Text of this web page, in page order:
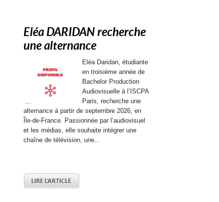
Eléa DARIDAN recherche
une alternance
Eléa Daridan, étudiante
en troisième année de
Bachelor Production
Audiovisuelle à l’ISCPA
Paris, recherche une
alternance à partir de septembre 2026, en
Île-de-France. Passionnée par l’audiovisuel
et les médias, elle souhaite intégrer une
chaîne de télévision, une...
LIRE L'ARTICLE